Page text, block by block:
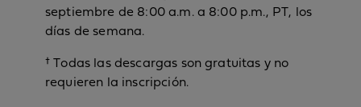
septiembre de 8:00 a.m. a 8:00 p.m., PT, los
días de semana.
† Todas las descargas son gratuitas y no
requieren la inscripción.